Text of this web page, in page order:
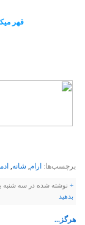
قهر
برچسب‌ها: ارام, شانه,
+ نوشته شده در سه شنبه بیست و چهارم
بدهيد
هرگز...